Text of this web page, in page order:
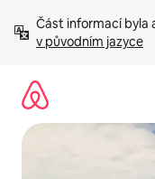
obsah
Část informací byla
v původním jazyce